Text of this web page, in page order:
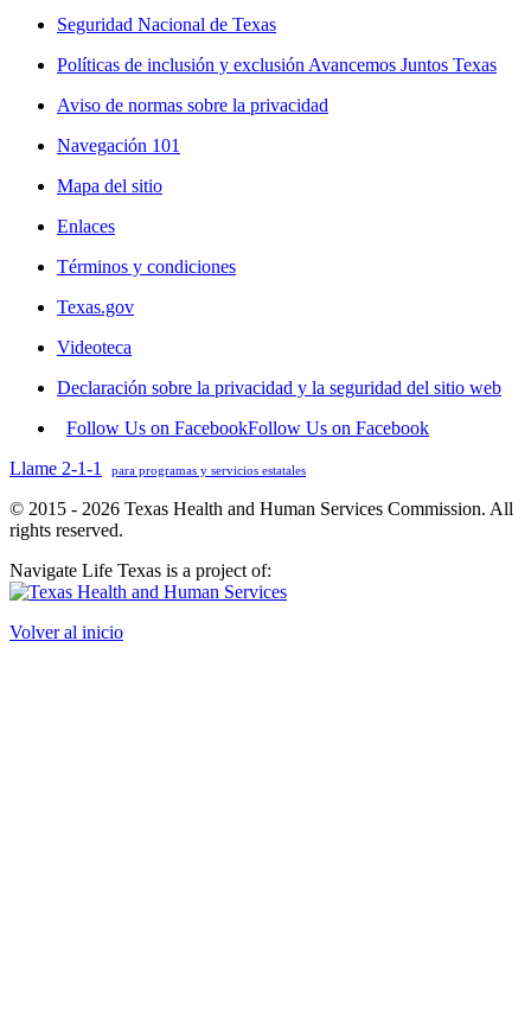
Seguridad Nacional de Texas
Políticas de inclusión y exclusión Avancemos Juntos Texas
Aviso de normas sobre la privacidad
Navegación 101
Mapa del sitio
Enlaces
Términos y condiciones
Texas.gov
Videoteca
Declaración sobre la privacidad y la seguridad del sitio web
Follow Us on FacebookFollow Us on Facebook
Llame 2-1-1
para programas y servicios estatales
© 2015 - 2026 Texas Health and Human Services Commission. All
rights reserved.
Navigate Life Texas is a project of:
Volver al inicio